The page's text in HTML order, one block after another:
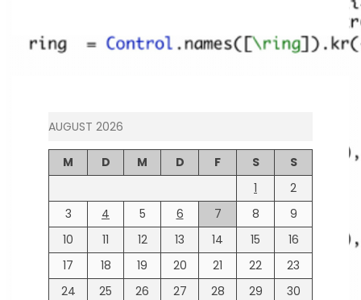
AUGUST 2026
M D M D F S
S
1
2
3
4 5 6 7 8
9
10
11 12 13 14 15
16
17
18 19 20 21 22
23
24
25 26 27 28 29 30